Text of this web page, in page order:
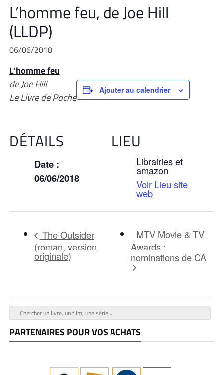
L’homme feu, de Joe Hill
(LLDP)
06/06/2018
L’homme feu
de Joe Hill
Le Livre de Poche
Ajouter au calendrier
DÉTAILS
Date :
06/06/2018
LIEU
Librairies et
amazon
Voir Lieu site
web
The Outsider
(roman, version
originale)
MTV Movie & TV
Awards :
nominations de CA
PARTENAIRES POUR VOS ACHATS